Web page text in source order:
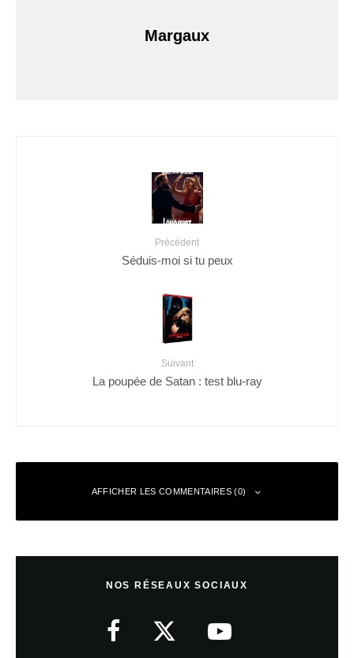
Margaux
Précédent
Séduis-moi si tu peux
Suivant
La poupée de Satan : test blu-ray
AFFICHER LES COMMENTAIRES (0)
NOS RÉSEAUX SOCIAUX